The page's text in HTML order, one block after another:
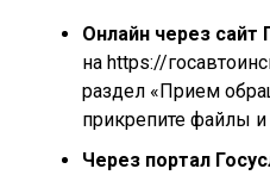
Онлайн через
на https://
раздел «Прием
прикрепите файлы и
Через портал